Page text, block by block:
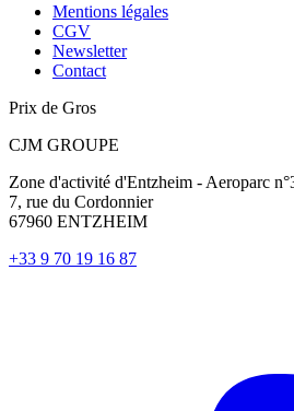
Mentions légales
CGV
Newsletter
Contact
Prix de Gros
CJM GROUPE
Zone d'activité d'Entzheim - Aeroparc
7, rue du Cordonnier
67960 ENTZHEIM
+33 9 70 19 16 87